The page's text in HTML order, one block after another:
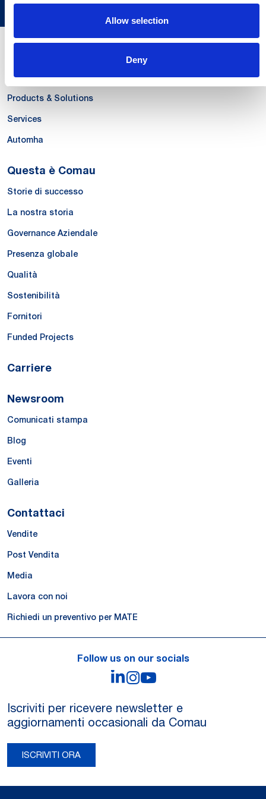
Allow selection
Deny
Le Nostre Competenze
Systems
Products & Solutions
Services
Automha
Questa è Comau
Storie di successo
La nostra storia
Governance Aziendale
Presenza globale
Qualità
Sostenibilità
Fornitori
Funded Projects
Carriere
Newsroom
Comunicati stampa
Blog
Eventi
Galleria
Contattaci
Vendite
Post Vendita
Media
Lavora con noi
Richiedi un preventivo per MATE
Follow us on our socials
LinkedIn
Instagram
Iscriviti per ricevere newsletter e
aggiornamenti occasionali da Comau
ISCRIVITI ORA